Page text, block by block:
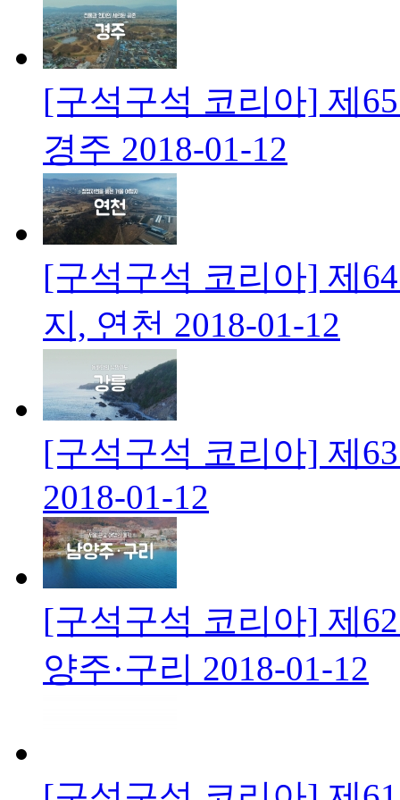
[구석구석 코리아] 제
경주 2018-01-12
[구석구석 코리아] 제
지, 연천 2018-01-12
[구석구석 코리아] 제
2018-01-12
[구석구석 코리아] 제
양주·구리 2018-01-12